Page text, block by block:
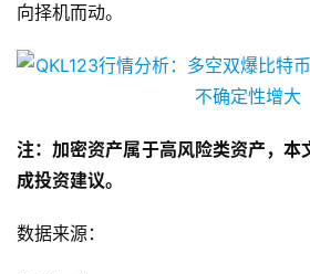
向择机而动。
注：加密资产属于高风险类资产，本
成投资建议。
数据来源：